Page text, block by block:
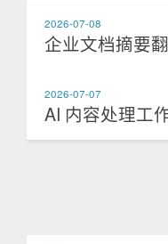
2026-07-08
企业文档摘要
2026-07-07
AI 内容处理工